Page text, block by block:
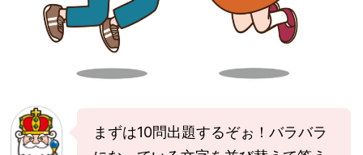
まずは10問出題するぞぉ！バラバラ